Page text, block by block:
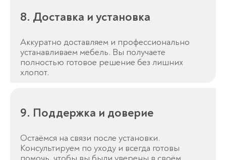
8. Доставка и установка
Аккуратно доставляем и профессионально
устанавливаем мебель. Вы получаете
полностью готовое решение без лишних
хлопот.
9. Поддержка и доверие
Остаёмся на связи после установки.
Консультируем по уходу и всегда готовы